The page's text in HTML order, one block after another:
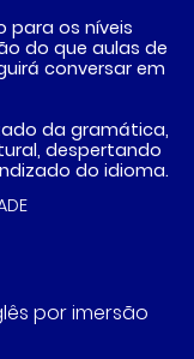
para os níveis
do que aulas de
conversar em
da gramática,
despertando
do idioma.
por imersão